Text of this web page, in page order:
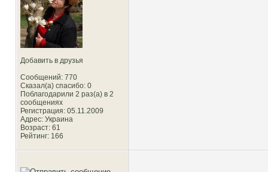
Добавить в друзья
Сообщений: 770
Сказал(а) спасибо: 0
Поблагодарили 2 раз(а) в 2
сообщениях
Регистрация: 05.11.2009
Адрес: Украина
Возраст: 61
Рейтинг: 166